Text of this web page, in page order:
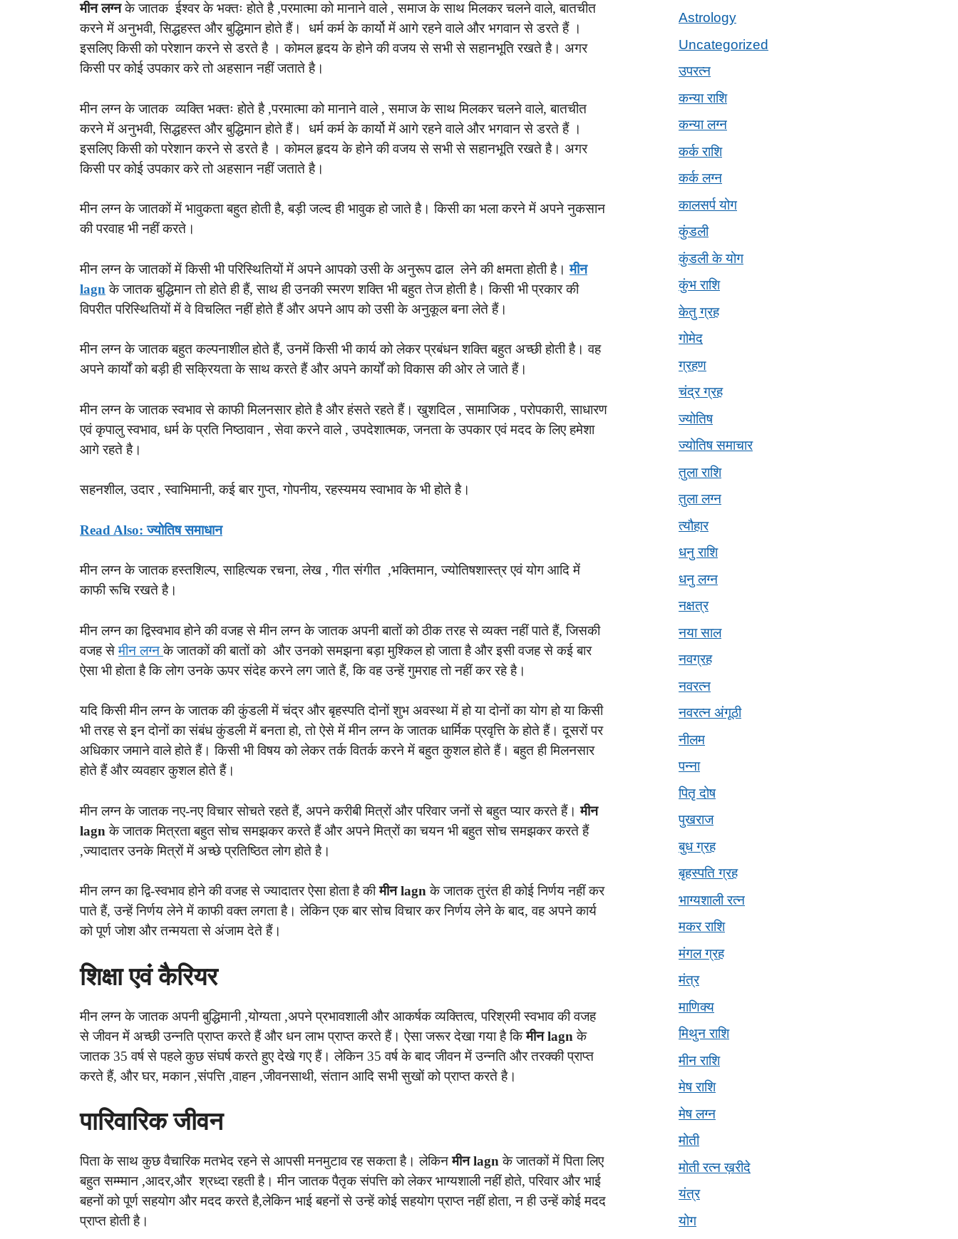
मीन लग्नके जातक ईश्वर के भक्तः होते है ,परमात्मा को मानाने वाले , समाज के साथ मिलकर चलने वाले, बातचीत
करने में अनुभवी, सिद्धहस्त और बुद्धिमान होते हैं। धर्म कर्म के कार्यो में आगे रहने वाले और भगवान से डरते हैं ।
इसलिए किसी को परेशान करने से डरते है । कोमल हृदय के होने की वजय से सभी से सहानभूति रखते है। अगर
किसी पर कोई उपकार करे तो अहसान नहीं जताते है।
मीन लग्न के जातक व्यक्ति भक्तः होते है ,परमात्मा को मानाने वाले , समाज के साथ मिलकर चलने वाले, बातचीत
करने में अनुभवी, सिद्धहस्त और बुद्धिमान होते हैं। धर्म कर्म के कार्यो में आगे रहने वाले और भगवान से डरते हैं ।
इसलिए किसी को परेशान करने से डरते है । कोमल हृदय के होने की वजय से सभी से सहानभूति रखते है। अगर
किसी पर कोई उपकार करे तो अहसान नहीं जताते है।
मीन लग्न के जातकों में भावुकता बहुत होती है, बड़ी जल्द ही भावुक हो जाते है। किसी का भला करने में अपने नुकसान
की परवाह भी नहीं करते।
मीन लग्न के जातकों में किसी भी परिस्थितियों में अपने आपको उसी के अनुरूप ढाल लेने की क्षमता होती है।मीन
lagn के जातक बुद्धिमान तो होते ही हैं, साथ ही उनकी स्मरण शक्ति भी बहुत तेज होती है। किसी भी प्रकार की
विपरीत परिस्थितियों में वे विचलित नहीं होते हैं और अपने आप को उसी के अनुकूल बना लेते हैं।
मीन लग्न के जातक बहुत कल्पनाशील होते हैं, उनमें किसी भी कार्य को लेकर प्रबंधन शक्ति बहुत अच्छी होती है। वह
अपने कार्यों को बड़ी ही सक्रियता के साथ करते हैं और अपने कार्यों को विकास की ओर ले जाते हैं।
मीन लग्न के जातक स्वभाव से काफी मिलनसार होते है और हंसते रहते हैं। खुशदिल , सामाजिक , परोपकारी, साधारण
एवं कृपालु स्वभाव, धर्म के प्रति निष्ठावान , सेवा करने वाले , उपदेशात्मक, जनता के उपकार एवं मदद के लिए हमेशा
आगे रहते है।
सहनशील, उदार , स्वाभिमानी, कई बार गुप्त, गोपनीय, रहस्यमय स्वाभाव के भी होते है।
Read Also: ज्योतिष समाधान
मीन लग्न के जातक हस्तशिल्प, साहित्यक रचना, लेख , गीत संगीत ,भक्तिमान, ज्योतिषशास्त्र एवं योग आदि में
काफी रूचि रखते है।
मीन लग्न का द्विस्वभाव होने की वजह से मीन लग्न के जातक अपनी बातों को ठीक तरह से व्यक्त नहीं पाते हैं, जिसकी
वजह सेमीन लग्नके जातकों की बातों को और उनको समझना बड़ा मुश्किल हो जाता है और इसी वजह से कई बार
ऐसा भी होता है कि लोग उनके ऊपर संदेह करने लग जाते हैं, कि वह उन्हें गुमराह तो नहीं कर रहे है।
यदि किसी मीन लग्न के जातक की कुंडली में चंद्र और बृहस्पति दोनों शुभ अवस्था में हो या दोनों का योग हो या किसी
भी तरह से इन दोनों का संबंध कुंडली में बनता हो, तो ऐसे में मीन लग्न के जातक धार्मिक प्रवृत्ति के होते हैं। दूसरों पर
अधिकार जमाने वाले होते हैं। किसी भी विषय को लेकर तर्क वितर्क करने में बहुत कुशल होते हैं। बहुत ही मिलनसार
होते हैं और व्यवहार कुशल होते हैं।
मीन लग्न के जातक नए-नए विचार सोचते रहते हैं, अपने करीबी मित्रों और परिवार जनों से बहुत प्यार करते हैं।मीन
lagn के जातक मित्रता बहुत सोच समझकर करते हैं और अपने मित्रों का चयन भी बहुत सोच समझकर करते हैं
,ज्यादातर उनके मित्रों में अच्छे प्रतिष्ठित लोग होते है।
मीन लग्न का द्वि-स्वभाव होने की वजह से ज्यादातर ऐसा होता है कीमीन lagn के जातक तुरंत ही कोई निर्णय नहीं कर
पाते हैं, उन्हें निर्णय लेने में काफी वक्त लगता है। लेकिन एक बार सोच विचार कर निर्णय लेने के बाद, वह अपने कार्य
को पूर्ण जोश और तन्मयता से अंजाम देते हैं।
शिक्षा एवं कैरियर
मीन लग्न के जातक अपनी बुद्धिमानी ,योग्यता ,अपने प्रभावशाली और आकर्षक व्यक्तित्व, परिश्रमी स्वभाव की वजह
से जीवन में अच्छी उन्नति प्राप्त करते हैं और धन लाभ प्राप्त करते हैं। ऐसा जरूर देखा गया है किमीन lagn के
जातक 35 वर्ष से पहले कुछ संघर्ष करते हुए देखे गए हैं। लेकिन 35 वर्ष के बाद जीवन में उन्नति और तरक्की प्राप्त
करते हैं, और घर, मकान ,संपत्ति ,वाहन ,जीवनसाथी, संतान आदि सभी सुखों को प्राप्त करते है।
पारिवारिक जीवन
पिता के साथ कुछ वैचारिक मतभेद रहने से आपसी मनमुटाव रह सकता है। लेकिनमीन lagn के जातकों में पिता लिए
बहुत सम्म्मान ,आदर,और श्रध्दा रहती है। मीन जातक पैतृक संपत्ति को लेकर भाग्यशाली नहीं होते, परिवार और भाई
बहनों को पूर्ण सहयोग और मदद करते है,लेकिन भाई बहनों से उन्हें कोई सहयोग प्राप्त नहीं होता, न ही उन्हें कोई मदद
प्राप्त होती है।
Astrology
Uncategorized
उपरत्न
कन्या राशि
कन्या लग्न
कर्क राशि
कर्क लग्न
कालसर्प योग
कुंडली
कुंडली के योग
कुंभ राशि
केतु ग्रह
गोमेद
ग्रहण
चंद्र ग्रह
ज्योतिष
ज्योतिष समाचार
तुला राशि
तुला लग्न
त्यौहार
धनु राशि
धनु लग्न
नक्षत्र
नया साल
नवग्रह
नवरत्न
नवरत्न अंगूठी
नीलम
पन्ना
पितृ दोष
पुखराज
बुध ग्रह
बृहस्पति ग्रह
भाग्यशाली रत्न
मकर राशि
मंगल ग्रह
मंत्र
माणिक्य
मिथुन राशि
मीन राशि
मेष राशि
मेष लग्न
मोती
मोती रत्न ख़रीदे
यंत्र
योग